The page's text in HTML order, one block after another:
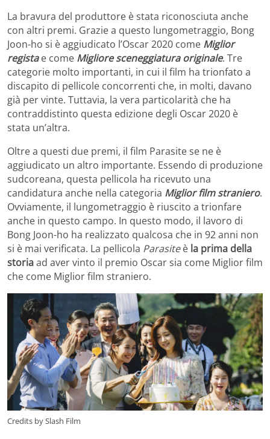
La bravura del produttore è stata riconosciuta anche
con altri premi. Grazie a questo lungometraggio, Bong
Joon-ho si è aggiudicato l’Oscar 2020 come Miglior
registae come Migliore sceneggiatura originale. Tre
categorie molto importanti, in cui il film ha trionfato a
discapito di pellicole concorrenti che, in molti, davano
già per vinte. Tuttavia, la vera particolarità che ha
contraddistinto questa edizione degli Oscar 2020 è
stata un’altra.
Oltre a questi due premi, il film Parasite se ne è
aggiudicato un altro importante. Essendo di produzione
sudcoreana, questa pellicola ha ricevuto una
candidatura anche nella categoria Miglior film straniero.
Ovviamente, il lungometraggio è riuscito a trionfare
anche in questo campo. In questo modo, il lavoro di
Bong Joon-ho ha realizzato qualcosa che in 92 anni non
si è mai verificata. La pellicola Parasiteè la prima della
storiaad aver vinto il premio Oscar sia come Miglior film
che come Miglior film straniero.
Credits by Slash Film